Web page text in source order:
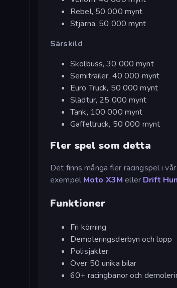
Rebel, 50 000 mynt
Stjärna, 50 000 mynt
Särskild
Skolbuss, 30 000 mynt
Semitrailer, 40 000 mynt
Euro Truck, 50 000 mynt
Slädtur, 25 000 mynt
Tank, 100 000 mynt
Gaffeltruck, 50 000 mynt
Fler spel som detta
Det finns många fler racingspel i vår
exempel Moto X3Meller Drift
Funktioner
Fri körning
Demoleringsderbyn och lopp
Polisjakter
Över 50 unika bilar
60+ racingbanor och